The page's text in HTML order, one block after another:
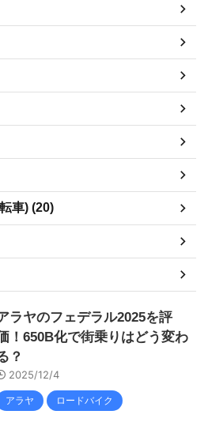
車) (20)
ラヤのフェデラル2025を評
！650B化で街乗りはどう変わ
？
2025/12/4
アラヤ ロードバイク